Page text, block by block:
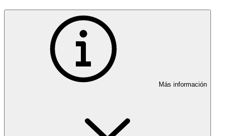
Más información